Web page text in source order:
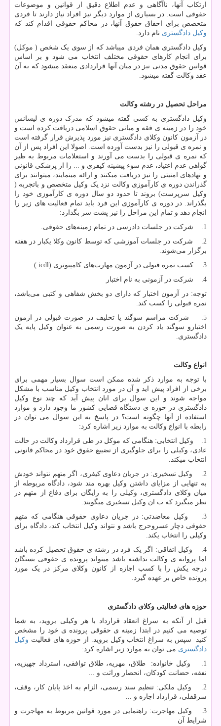
ارتکاب آنها، ناآگاهی و عدم اطلاع دقیق از قوانین و موضوعات
حقوقی است. در بسیاری از موارد دیگر نیز افراد نیاز دارند تا فردی
متخصص برای احقاق حقوق آنها، در محاکم حقوقی اقدام کند که
وکیل دادگستری نام دارد.
وکیل دادگستری همان فردی میباشد که از سوی یک شخص ( موکل)
برای انجام کارهای حقوقی مختلف انتخاب می شود و بر اساس
قوانین حقوق مدنی نیز در میان آنها قراردادی منعقد میشود که به آن
عقد وکالت گفته میشود.
مراحل تحصیل در رشته وکالت
وکیل دادگستری به کسی گفته میشود که مدرک دوره ی لیسانس
خود را در زمینه ی فقه و مبانی حقوق اسلامی دریافت کرده است و
در آزمون کانون وکلای دادگستری نیز مورد پذیرش قرار گرفته است
و نمره ی قبولی را نیز بدست آورده است. اصولا این افراد پس از آن
که نمره ی قبولی را بدست می آورند و استعلامات مربوط به ظیر
گواهی عدم اعتیاد، عدم سوء پیشینه کیفری و ... را از پزشکی قانونی
و نهاد‌های امنیتی را نیز دریافت میکنند و ارائه مینمایند، میتوانند برای
گذراندن دوره ی کارآموزی وکالت نزد یک وکیل متخصص و باتجربه (
وکیل سرپرست) بروند تا حدود دو سال دوره ی کارآموزی خود را
بگذراند. در دوره ی کارآموزی این فرد باید تمام فعالیت های زیر را
انجام دهد و تمام این مراحل را نیز پشت سر بگذارد:
1. شرکت در جلسات دادرسی در تمام زمینه‌های حقوقی.
2. شرکت در جلسات آموزشی که توسط کانون وکلا یکبار در هفته
برگزار می‌شوند.
3. کسب نمره قبولی در آزمون مهارت‌های کامپیوتری (
icdl
)
4. شرکت در آزمونی به نام اختبار
توجه: در آزمون اختبار که دارای دو بخش شفاهی و کتبی می‌باشد،
نمره قبولی را کسب کند.
5. شرکت مراسم سوگند یا تحلیف در صورت قبولی در ازمون
اختبارو سوگند یاد کردن به صورت رسمی به عنوان وکیل پایه یک
دادگستری.
انواع وکالت
با توجه به موارد ذکر شده ممکن است سوال بسیار مهمی برای
برخی از افراد پیش اید و آن در مورد انتخاب وکیل مناسب با مشکل
مواجه شوند و این سوال برای انان پیش آید که چند نوع وکیل
دادگستری در حوزه ی دستگاه قضایی کشور ما وجود دارد و موارد
استفاده از آنها چگونه است؟ در پاسخ به این سوال می توان در
رابطه با انواع وکالت به موارد زیر اشاره کرد:
1. وکیل انتخابی: هنگامی که موکل در طی قرارداد وکالت در حالت
عادی، وکیلی را برای جلوگیری از تضییع حقوق خود در محاکم قانونی
انتخاب میکند.
2. وکیل تسخیری: در جریان دعاوی کیفری، اگر متهم نتواند خودش
به تنهایی از مزایای داشتن وکیل بهره مند شود، دادگاه مربوطه از
میان وکلای دادگستری، وکیلی را به رایگان برای دفاع از متهم در
نظر میگیرد که ب ان وکیل تسخیری میگویند.
3. وکیل معاضدتی: در جریان دعاوی حقوقی هنگامی که متهم
حقوقی دچار عسروحرج باشد و نتواند وکیل انتخاب کند، دادگاه برای
وکیلی را انتخاب یکند.
4. وکیل اتفاقی: اگر یک فرد در رشته ی حقوق تحصیل کرده باشد
اما پروانه ی وکالت نداشته باشد میتواند پرونده ی حقوقی بستگان
درجه یکش را با کسب اجازه از کانون وکلای مرکز در یک مورد
پرونده خاص بر عهده گیرد.
حوزه های فعالیتی وکلای دادگستری
قبل از آنکه به سراغ انعقاد قرارداد با هر وکیلی بروید، به شما
توصیه می کنیم در ابتدا زمینه ی حقوقی پرونده ی خود را مشخص
کنید سپس به سراغ انتخاب وکیل بروید. از حوزه های فعالیت وکیل
دادگستری می توان به موارد زیر اشاره کرد:
1. وکیل خانواده: طلاق، مهریه، طلاق توافقی، استرداد جهیزیه،
نفقه، حضانت کودکان، انحصار وراثت و ...
2. وکیل ملکی: تنظیم سند رسمی، الزام به اخذ پایان کار، وقف،
سرقفلی، قرارداد اجاره و ...
3. وکیل مهاجرت: راهنمایی در مورد قوانین مربوط به مهاجرت و
شرایط آن